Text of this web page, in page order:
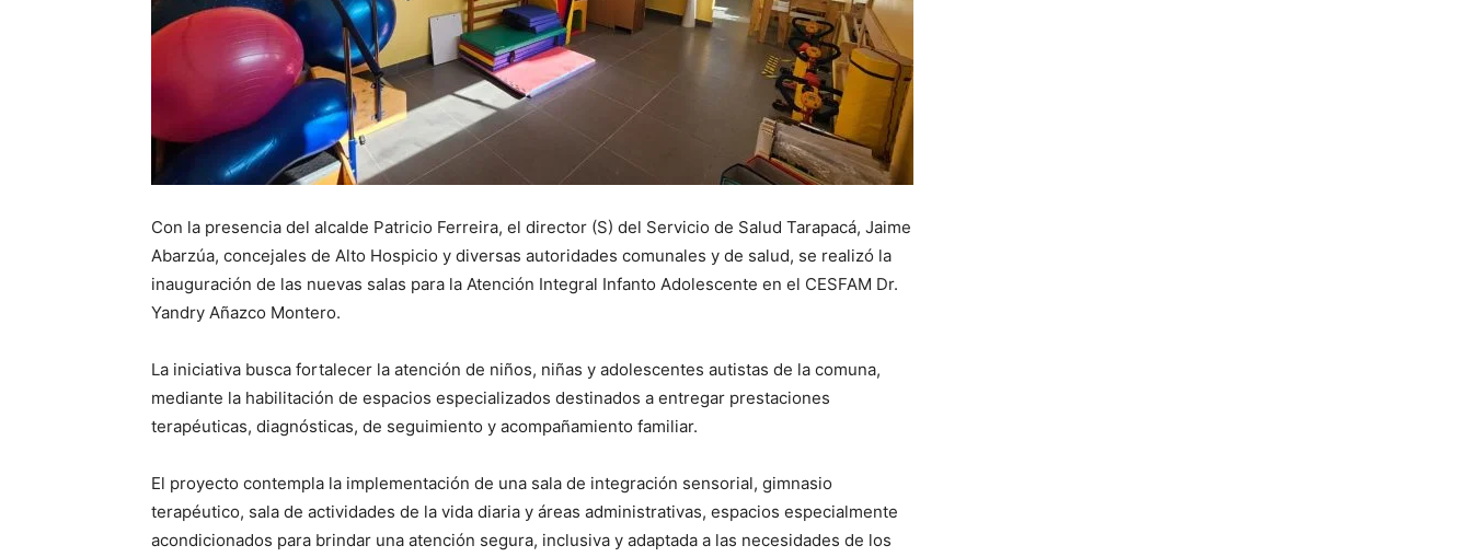
Con la presencia del alcalde Patricio Ferreira, el director (S) del Servicio de Salud Tarapacá, Jaime
Abarzúa, concejales de Alto Hospicio y diversas autoridades comunales y de salud, se realizó la
inauguración de las nuevas salas para la Atención Integral Infanto Adolescente en el CESFAM Dr.
Yandry Añazco Montero.
La iniciativa busca fortalecer la atención de niños, niñas y adolescentes autistas de la comuna,
mediante la habilitación de espacios especializados destinados a entregar prestaciones
terapéuticas, diagnósticas, de seguimiento y acompañamiento familiar.
El proyecto contempla la implementación de una sala de integración sensorial, gimnasio
terapéutico, sala de actividades de la vida diaria y áreas administrativas, espacios especialmente
acondicionados para brindar una atención segura, inclusiva y adaptada a las necesidades de los